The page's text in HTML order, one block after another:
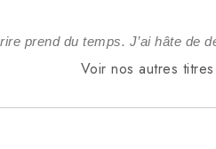
prend du temps. J’ai hâte de
Voir nos autres